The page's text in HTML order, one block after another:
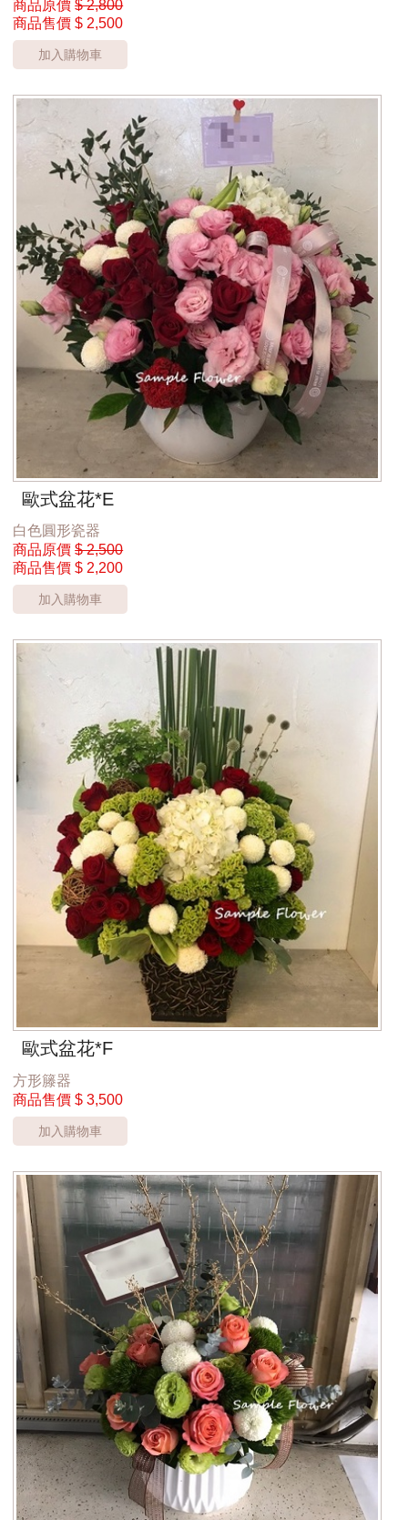
商品原價 $ 2,800
商品售價 $ 2,500
加入購物車
歐式盆花*E
白色圓形瓷器
商品原價 $ 2,500
商品售價 $ 2,200
加入購物車
歐式盆花*F
方形籐器
商品售價 $ 3,500
加入購物車